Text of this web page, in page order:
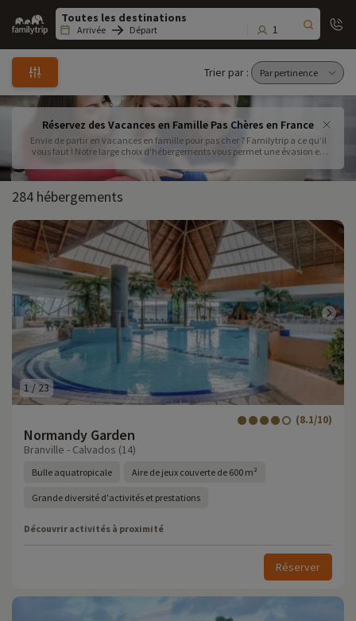
Family
trip
Arrivée Départ 1
Trier par :
Réservez des Vacances en Famille Pas Chères en France
Envie de partir en vacances en famille pour pas cher ? Familytrip a ce qu’il
vous faut ! Notre large choix d’hébergements vous permet une évasion en
partir l'esprit tranquille !
284 hébergements
1 / 23
Normandy Garden
(8.1/10)
Branville - Calvados (14)
Bulle aquatropicale Aire de jeux couverte de 600 m²
Grande diversité d'activités et prestations
Découvrir activités à proximité
Réserver